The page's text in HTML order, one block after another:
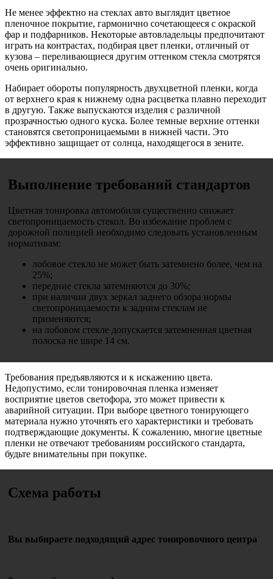
Не менее эффектно на стеклах авто выглядит цветное
пленочное покрытие, гармонично сочетающееся с окраской
фар и подфарников. Некоторые автовладельцы предпочитают
играть на контрастах, подбирая цвет пленки, отличный от
кузова – переливающиеся другим оттенком стекла смотрятся
очень оригинально.
Набирает обороты популярность двухцветной пленки, когда
от верхнего края к нижнему одна расцветка плавно переходит
в другую. Также выпускаются изделия с различной
прозрачностью одного куска. Более темные верхние оттенки
становятся светопроницаемыми в нижней части. Это
эффективно защищает от солнца, находящегося в зените.
Выполнение требований стандартов
Цветная тонировка автомобиля существенно снижает
светопроницаемость стекол. Во избежание проблем с
дорожной полицией необходимо следовать установленным
нормативам:
лобовое стекло не может быть затемнено более, чем на
25%;
передние стекла затемняются до 30%;
при наличии двух зеркал заднего обзора нормы
светопроницаемости к задним стеклам не
применяются;
на лобовом стекле допускается затемненная цветная
полоска не шире 14 см.
Требования предъявляются и к искажению цвета.
Недопустимо, если тонировочная пленка изменяет
восприятие цветов светофора, это может привести к
аварийной ситуации. При выборе цветного тонирующего
материала нужно уточнять его характеристики и требовать
подтверждающие документы. К сожалению, многие цветные
пленки не отвечают требованиям российского стандарта,
будьте внимательны при покупке.
Схема работы
Вы выбираете подходящий адрес тонировочного центра